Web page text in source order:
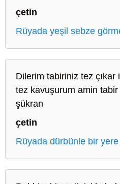
çetin
Rüyada yeşil sebze
Dilerim tabiriniz tez
tez kavuşurum amin tabir
şükran
çetin
Rüyada dürbünle bir